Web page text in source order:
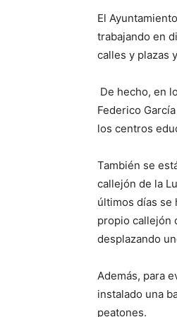
El
trabajando en
calles y plazas
De hecho, en
Federico
los centros
También se
callejón de la
últimos días se
propio callejón
desplazando
Además, para
instalado una
peatones.